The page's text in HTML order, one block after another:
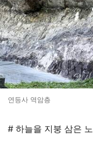
연등사 역암층
# 하늘을 지붕 삼은